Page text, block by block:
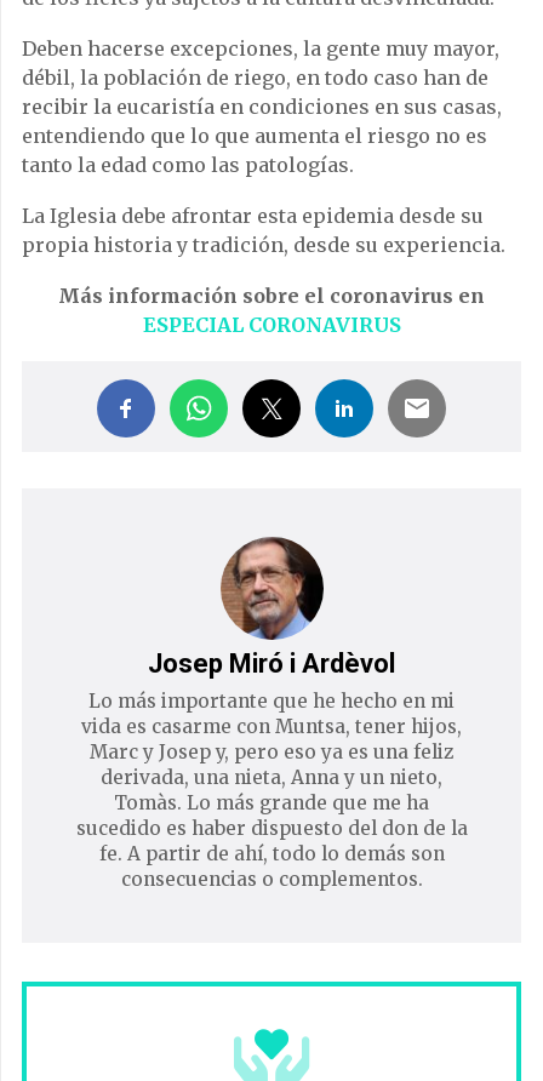
Deben hacerse excepciones, la gente muy mayor,
débil, la población de riego, en todo caso han de
recibir la eucaristía en condiciones en sus casas,
entendiendo que lo que aumenta el riesgo no es
tanto la edad como las patologías.
La Iglesia debe afrontar esta epidemia desde su
propia historia y tradición, desde su experiencia.
Más información sobre el coronavirus en
ESPECIAL CORONAVIRUS
Josep Miró i Ardèvol
Lo más importante que he hecho en mi
vida es casarme con Muntsa, tener hijos,
Marc y Josep y, pero eso ya es una feliz
derivada, una nieta, Anna y un nieto,
Tomàs. Lo más grande que me ha
sucedido es haber dispuesto del don de la
fe. A partir de ahí, todo lo demás son
consecuencias o complementos.